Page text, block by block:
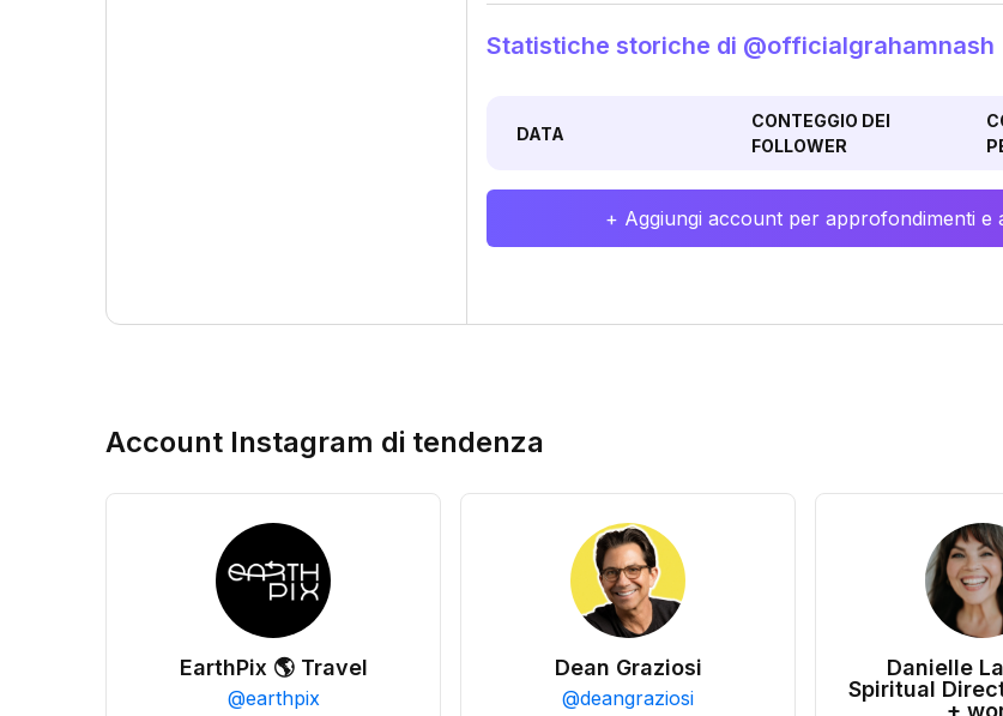
Statistiche storiche di @officialgrahamnash
DATA
CONTEGGIO DEI
FOLLOWER
+ Aggiungi account per approfondimenti e
Account Instagram di tendenza
EarthPix 🌎 Travel
@earthpix
Dean Graziosi
@deangraziosi
Danielle
Spiritual
+